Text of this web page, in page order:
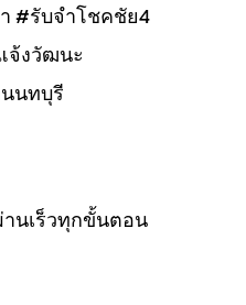
#รับจำโชคชัย4
จ้งวัฒนะ
นทบุรี
นเร็วทุกขั้นตอน